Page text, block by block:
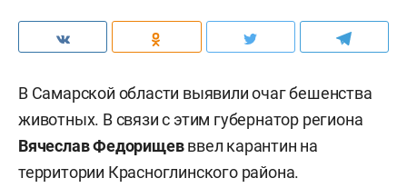
В Самарской области выявили очаг бешенства
животных. В связи с этим губернатор региона
Вячеслав Федорищевввел карантин на
территории Красноглинского района.